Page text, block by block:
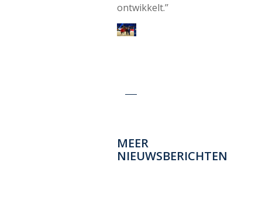
ontwikkelt.’’
MEER
NIEUWSBERICHTEN